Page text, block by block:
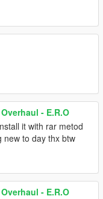
- E.R.O
it with rar metod
new to day thx btw
- E.R.O